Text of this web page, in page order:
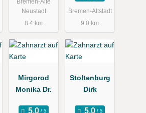
Neustadt
8.4 km
Bremen-Altstadt
9.0 km
Mirgorod
Monika Dr.
Stoltenburg
Dirk